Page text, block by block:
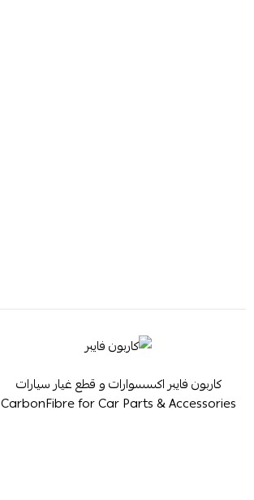
كاربون فايبر اكسسوارات و قطع غيار سيارات
CarbonFibre for Car Parts & Accessories